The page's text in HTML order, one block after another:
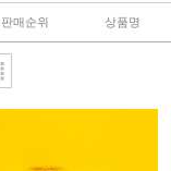
판매순위 상품명